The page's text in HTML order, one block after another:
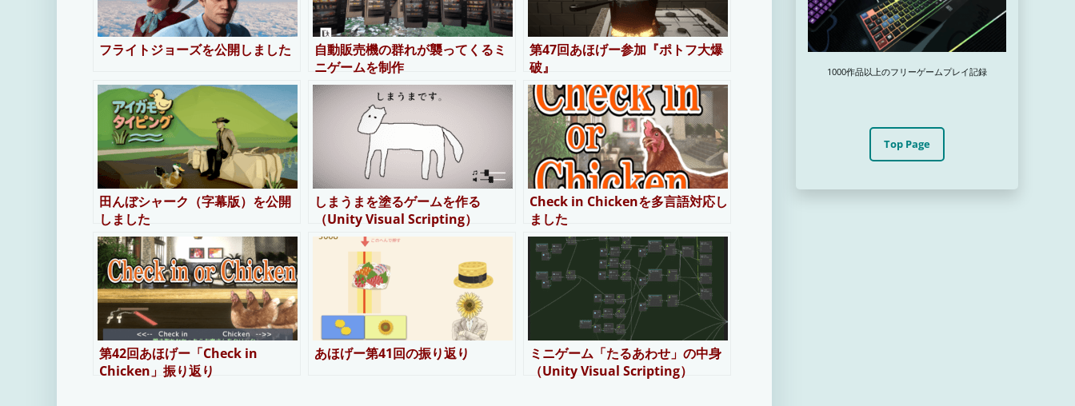
フライトジョーズを公開しました
自動販売機の群れが襲ってくるミ
ニゲームを制作
第47回あほげー参加『ポトフ大爆
破』
田んぼシャーク（字幕版）を公開
しました
しまうまを塗るゲームを作る
（Unity Visual Scripting）
Check in Chickenを多言語対応し
ました
第42回あほげー「Check in
Chicken」振り返り
あほげー第41回の振り返り
ミニゲーム「たるあわせ」の中身
（Unity Visual Scripting）
1000作品以上のフリーゲームプレイ記録
Top Page